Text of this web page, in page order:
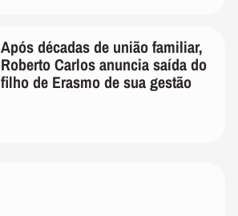
Após décadas de união familiar,
Roberto Carlos anuncia saída do
filho de Erasmo de sua gestão